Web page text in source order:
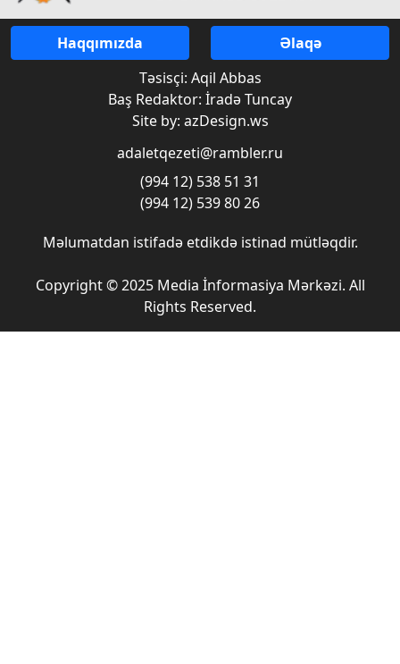
Haqqımızda
Əlaqə
Təsisçi: Aqil Abbas
Baş Redaktor: İradə Tuncay
Site by: azDesign.ws
adaletqezeti@rambler.ru
(994 12) 538 51 31
(994 12) 539 80 26
Məlumatdan istifadə etdikdə istinad mütləqdir.
Copyright © 2025 Media İnformasiya Mərkəzi. All
Rights Reserved.